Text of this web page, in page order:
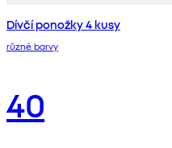
Dívčí ponožky 4 kusy
různé barvy
40